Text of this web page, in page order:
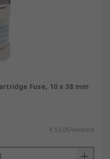
Fuse, 10 x 38 mm
€ 52,05/eenheid